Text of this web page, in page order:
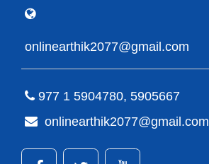
onlinearthik2077@gmail.com
977 1 5904780, 5905667
onlinearthik2077@gmail.com